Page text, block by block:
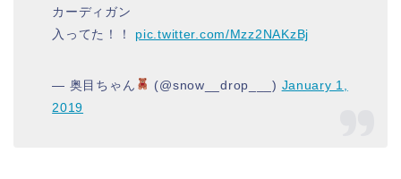
カーディガン
入ってた！！ pic.twitter.com/Mzz2NAKzBj
— 奥目ちゃん (@snow__drop___) January 1,
2019